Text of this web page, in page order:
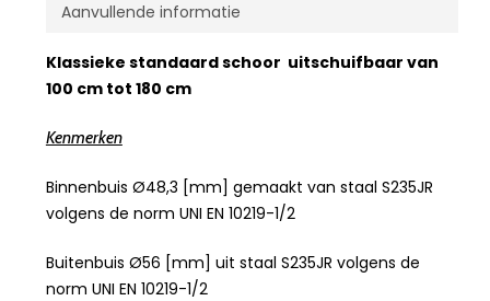
Aanvullende informatie
Klassieke standaard schoor uitschuifbaar van
100 cm tot 180 cm
Kenmerken
Binnenbuis Ø48,3 [mm] gemaakt van staal S235JR
volgens de norm UNI EN 10219-1/2
Buitenbuis Ø56 [mm] uit staal S235JR volgens de
norm UNI EN 10219-1/2